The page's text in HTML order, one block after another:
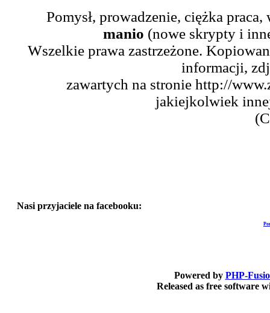
Pomysł, prowadzenie, ciężka
manio (nowe skrypty i
Wszelkie prawa zastrzeżone.
informacji,
zawartych na stronie http://
jakiejkolwiek
Nasi przyjaciele na facebooku:
Powered by PHP-
Released as free software